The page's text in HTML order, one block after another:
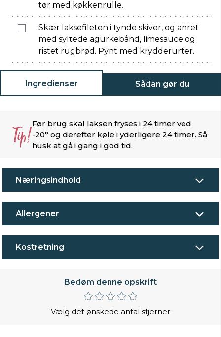
tør med køkkenrulle.
Skær laksefileten i tynde skiver, og anret
med syltede agurkebånd, limesauce og
ristet rugbrød. Pynt med krydderurter.
Ingredienser Sådan gør du
Tip!Før brug skal laksen fryses i 24 timer ved
-20° og derefter køle i yderligere 24 timer. Så
husk at gå i gang i god tid.
Næringsindhold
Allergener
Kostretning
Bedøm denne opskrift
Vælg det ønskede antal stjerner